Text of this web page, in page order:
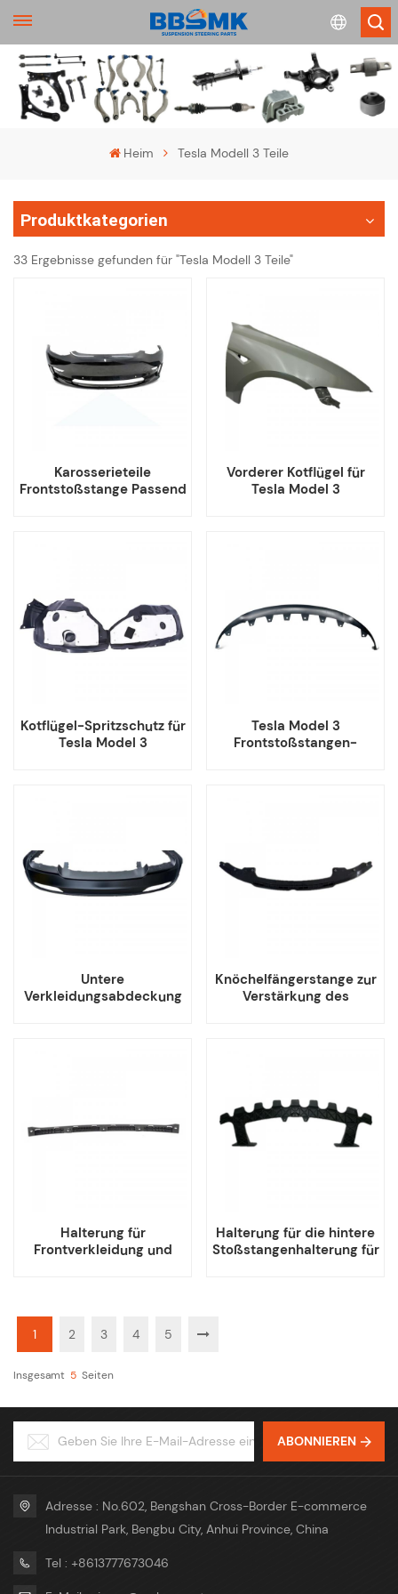
English
français
español
Heim Tesla Modell 3 Teile
Produktkategorien
33 Ergebnisse gefunden für "Tesla Modell 3 Teile"
Karosserieteile
Frontstoßstange Passend
Vorderer Kotflügel für
Tesla Model 3
Kotflügel-Spritzschutz für
Tesla Model 3
Tesla Model 3
Frontstoßstangen-
Untere
Verkleidungsabdeckung
Knöchelfängerstange zur
Verstärkung des
Halterung für
Frontverkleidung und
Halterung für die hintere
Stoßstangenhalterung für
1 2 3 4 5
Insgesamt 5 Seiten
ABONNIEREN
Adresse : No.602, Bengshan Cross-Border E-commerce
Industrial Park, Bengbu City, Anhui Province, China
Tel : +8613777673046